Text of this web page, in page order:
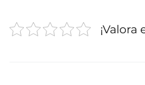
¡Valora